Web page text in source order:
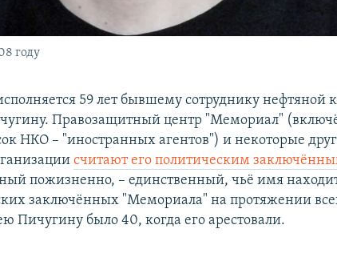
году
59 лет бывшему сотруднику нефтяной
Правозащитный центр "Мемориал"
НКО – "иностранных агентов") и некоторые
считают его политическим
пожизненно, – единственный, чьё имя
заключённых "Мемориала" на протяжении
Пичугину было 40, когда его арестовали.